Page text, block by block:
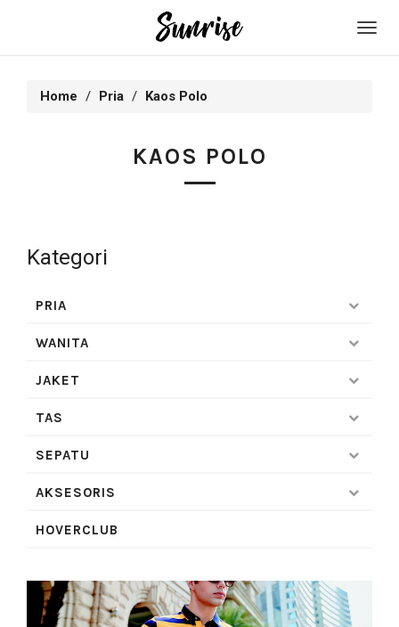
Home Pria Kaos Polo
KAOS POLO
Kategori
PRIA
WANITA
JAKET
TAS
SEPATU
AKSESORIS
HOVERCLUB